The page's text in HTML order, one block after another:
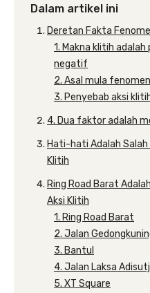
Dalam artikel ini
Deretan Fakta
1. Makna klitih
negatif
2. Asal mula
3. Penyebab aksi
4. Dua faktor adalah
Hati-hati Adalah Salah
Klitih
Ring Road Barat
Aksi Klitih
1. Ring Road Barat
2. Jalan
3. Bantul
4. Jalan Laksa
5. XT Square